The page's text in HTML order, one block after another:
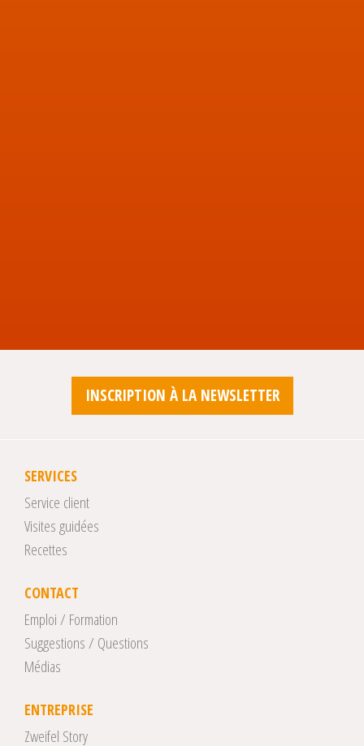
INSCRIPTION À LA NEWSLETTER
SERVICES
Service client
Visites guidées
Recettes
CONTACT
Emploi / Formation
Suggestions / Questions
Médias
ENTREPRISE
Zweifel Story